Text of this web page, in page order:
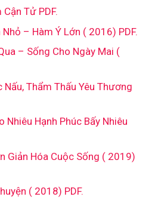
Tử PDF.
– Hàm Ý Lớn ( 2016) PDF.
– Sống Cho Ngày Mai (
Nấu, Thẩm Thấu Yêu Thương
Nhiêu Hạnh Phúc Bấy Nhiêu
Giản Hóa Cuộc Sống ( 2019)
( 2018) PDF.